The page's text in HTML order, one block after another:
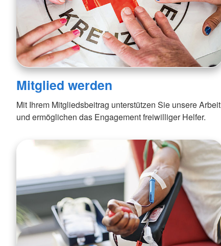
Mitglied werden
Mit Ihrem Mitgliedsbeitrag unterstützen Sie unsere Arbeit
und ermöglichen das Engagement freiwilliger Helfer.